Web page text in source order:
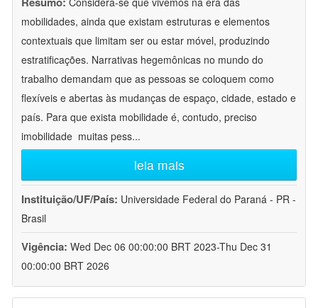
mobilidades, ainda que existam estruturas e elementos
contextuais que limitam ser ou estar móvel, produzindo
estratificações. Narrativas hegemônicas no mundo do
trabalho demandam que as pessoas se coloquem como
flexíveis e abertas às mudanças de espaço, cidade, estado e
país. Para que exista mobilidade é, contudo, preciso
imobilidade  muitas pess...
leia mais
Instituição/UF/País: Universidade Federal do Paraná - PR -
Brasil
Vigência: Wed Dec 06 00:00:00 BRT 2023-Thu Dec 31
00:00:00 BRT 2026